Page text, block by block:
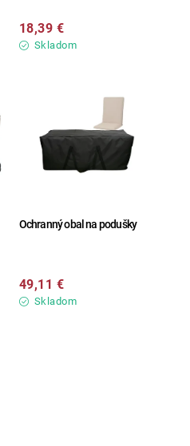
Skladom
18,39 €
Ochranný obal na podušky
Skladom
49,11 €